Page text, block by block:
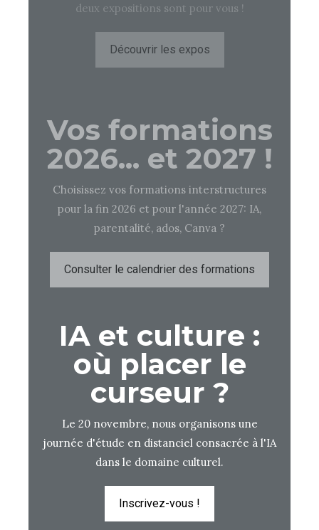
deux expositions sont pour vous !
Découvrir les expos
Vos formations
2026... et 2027 !
Choisissez vos formations interstructures
pour la fin 2026 et pour l'année 2027: IA,
parentalité, ados, Canva ?
Consulter le calendrier des formations
IA et culture :
où placer le
curseur ?
Le 20 novembre, nous organisons une
journée d'étude en distanciel consacrée à l'IA
dans le domaine culturel.
Inscrivez-vous !